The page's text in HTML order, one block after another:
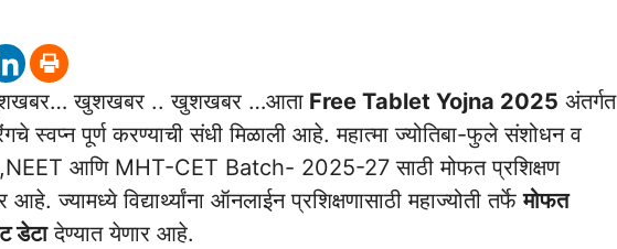
खुशखबर .. खुशखबर …आताFree Tablet Yojna 2025 अंतर्गत
स्वप्न पूर्ण करण्याची संधी मिळाली आहे. महात्मा ज्योतिबा-फुले संशोधन व
,NEET आणि MHT-CET Batch- 2025-27 साठी मोफत प्रशिक्षण
ज्यामध्ये विद्यार्थ्यांना ऑनलाईन प्रशिक्षणासाठी महाज्योती तर्फेमोफत
डेटादेण्यात येणार आहे.